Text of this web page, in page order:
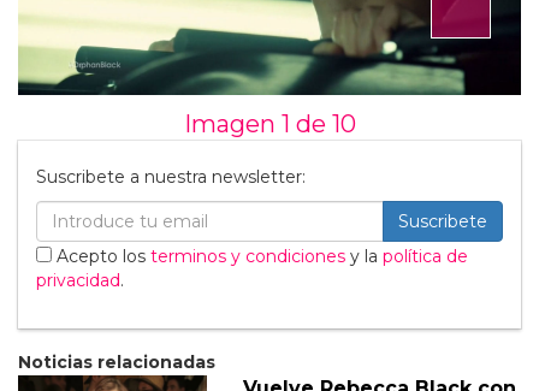
Imagen 1 de 10
Suscribete a nuestra newsletter:
Suscribete
Acepto los terminos y condiciones y la política de
privacidad.
Noticias relacionadas